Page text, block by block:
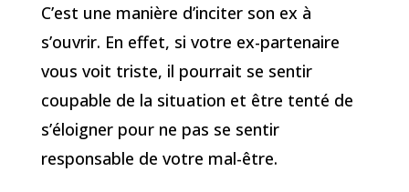
C’est une manière d’inciter son ex à
s’ouvrir. En effet, si votre ex-partenaire
vous voit triste, il pourrait se sentir
coupable de la situation et être tenté de
s’éloigner pour ne pas se sentir
responsable de votre mal-être.